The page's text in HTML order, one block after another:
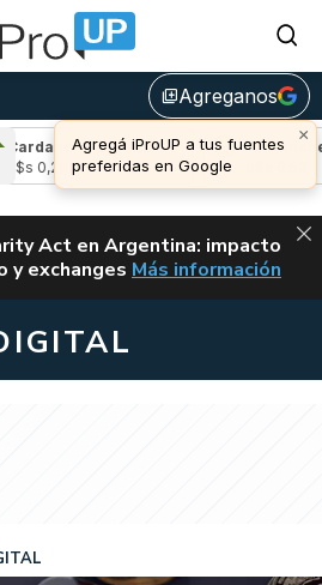
library_addAgreganos
×
Agregá iProUP a tus fuentes
preferidas en Google
(-0,24%)
Avalanche
u$s 6,53
ALERTA
Act en Argentina: impacto
y exchanges CLARITY ACT EN
Más información